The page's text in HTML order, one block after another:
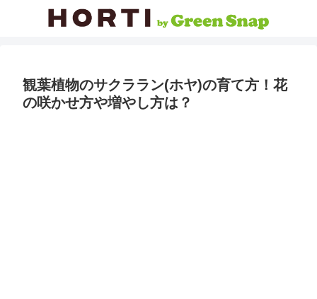
観葉植物のサクララン(ホヤ)の育て方！花
の咲かせ方や増やし方は？